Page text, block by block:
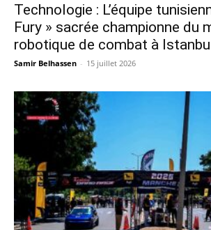
Technologie : L’équipe
Fury » sacrée championne du
robotique de combat à
Samir Belhassen - 15 juillet 2026